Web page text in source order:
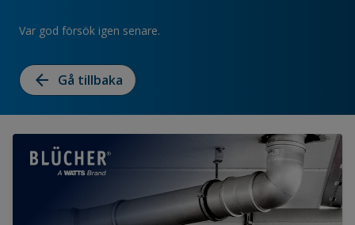
Var god försök igen senare.
arrow_back Gå tillbaka